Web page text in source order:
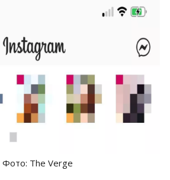
Фото: The Verge